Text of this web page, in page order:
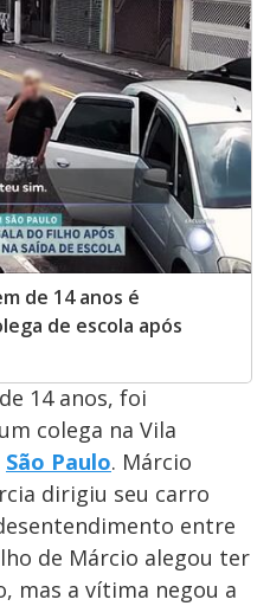
de 14 anos é
de escola após
14 anos, foi
colega na Vila
São Paulo. Márcio
dirigiu seu carro
entre
de Márcio alegou ter
mas a vítima negou a